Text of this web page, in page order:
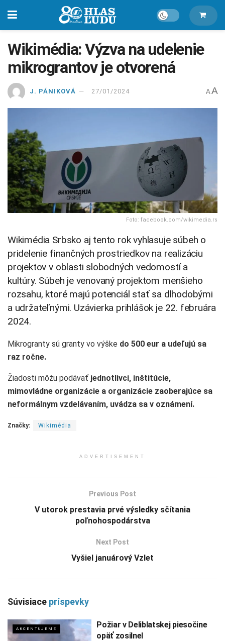
Wikimédia: Výzva na udelenie
mikrograntov je otvorená
J. PÁNIKOVÁ 27/01/2024 A A
Foto: facebook.com/wikimedia.rs
Wikimédia Srbsko aj tento rok vyhlasuje súbeh o
pridelenie finančných prostriedkov na realizáciu
projektov v oblasti slobodných vedomostí a
kultúry. Súbeh je venovaný projektom menšieho
rozsahu, ktoré majú potenciál stať sa dlhodobými
a udržateľnými. Uzávierka prihlášok je 22. februára
2024.
Mikrogranty sú granty vo výške do 500 eur a udeľujú sa
raz ročne.
Žiadosti môžu podávať jednotlivci, inštitúcie,
mimovládne organizácie a organizácie zaoberajúce sa
neformálnym vzdelávaním, uvádza sa v oznámení.
Značky: Wikimédia
ADVERTISEMENT
Previous Post
V utorok prestavia prvé výsledky sčítania
poľnohospodárstva
Next Post
Vyšiel januárový Vzlet
Súvisiace príspevky
AKCENTUJEME
Požiar v Deliblatskej piesočine
opäť zosilnel